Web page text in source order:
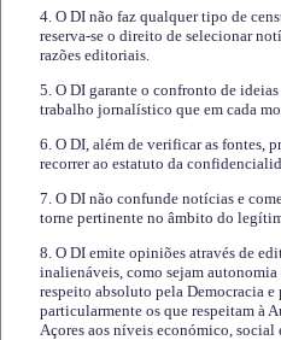
4. O DI não faz qualquer tipo de
reserva-se o direito de selecionar
razões editoriais.
5. O DI garante o confronto de
trabalho jornalístico que em cada
6. O DI, além de verificar as fontes,
recorrer ao estatuto da
7. O DI não confunde notícias e
torne pertinente no âmbito do
8. O DI emite opiniões através de
inalienáveis, como sejam autonomia
respeito absoluto pela Democracia e
particularmente os que respeitam à
Açores aos níveis económico,